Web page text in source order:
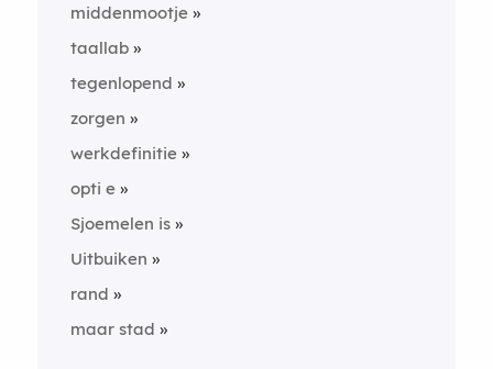
middenmootje
taallab
tegenlopend
zorgen
werkdefinitie
opti e
Sjoemelen is
Uitbuiken
rand
maar stad